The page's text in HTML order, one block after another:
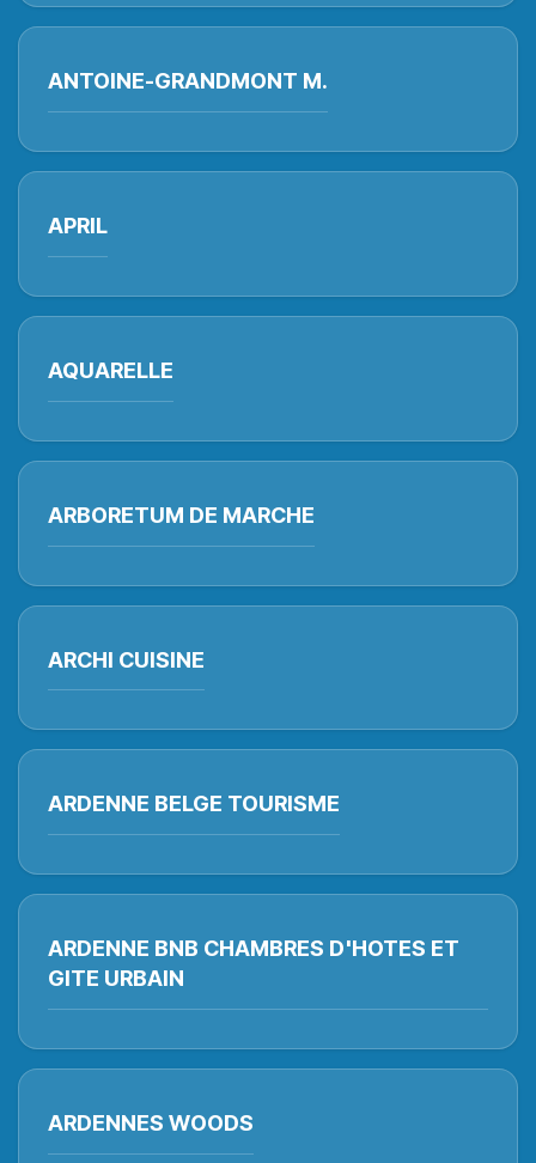
ANTOINE-GRANDMONT M.
APRIL
AQUARELLE
ARBORETUM DE MARCHE
ARCHI CUISINE
ARDENNE BELGE TOURISME
ARDENNE BNB CHAMBRES D'HOTES ET
GITE URBAIN
ARDENNES WOODS